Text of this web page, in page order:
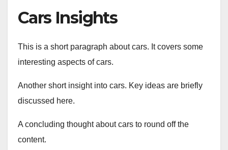
Cars Insights
This is a short paragraph about cars. It covers some
interesting aspects of cars.
Another short insight into cars. Key ideas are briefly
discussed here.
A concluding thought about cars to round off the
content.